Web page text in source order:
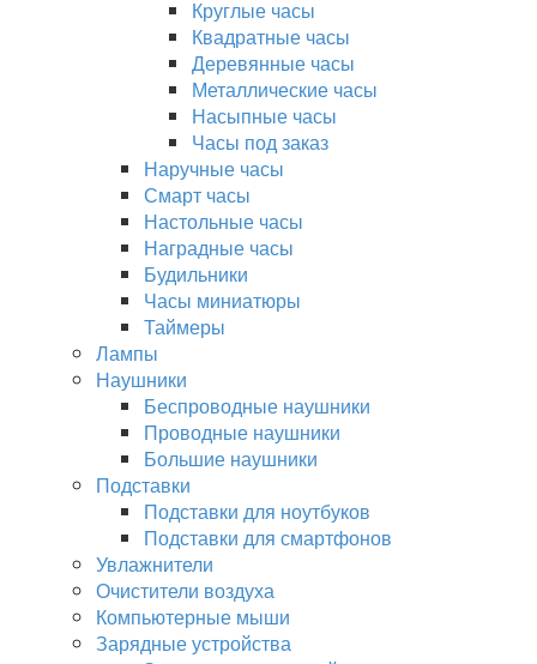
Круглые часы
Квадратные часы
Деревянные часы
Металлические часы
Насыпные часы
Часы под заказ
Наручные часы
Смарт часы
Настольные часы
Наградные часы
Будильники
Часы миниатюры
Таймеры
Лампы
Наушники
Беспроводные наушники
Проводные наушники
Большие наушники
Подставки
Подставки для ноутбуков
Подставки для смартфонов
Увлажнители
Очистители воздуха
Компьютерные мыши
Зарядные устройства